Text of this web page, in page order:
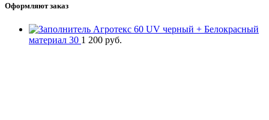
Оформляют заказ
Агротекс 60 UV черный + Белокрасный
материал 30 1 200 руб.